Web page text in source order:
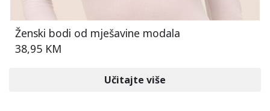
Ženski bodi od mješavine modala
38,95 KM
Učitajte više